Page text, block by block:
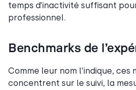
temps d’inactivité suffisant
professionnel.
Benchmarks de
Comme leur nom l’indique, ces
concentrent sur le suivi, la